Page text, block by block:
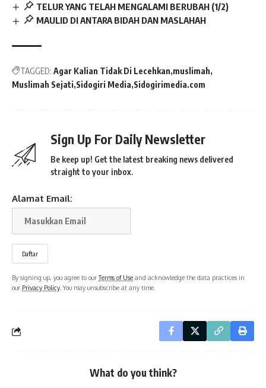
TELUR YANG TELAH MENGALAMI BERUBAH (1/2)
MAULID DI ANTARA BIDAH DAN MASLAHAH
TAGGED: Agar Kalian Tidak Di Lecehkan muslimah
Muslimah Sejati Sidogiri Media Sidogirimedia.com
Sign Up For Daily Newsletter
Be keep up! Get the latest breaking news delivered
straight to your inbox.
Alamat Email:
By signing up, you agree to ourTerms of Use and acknowledge the data practices in
our Privacy Policy. You may unsubscribe at any time.
What do you think?